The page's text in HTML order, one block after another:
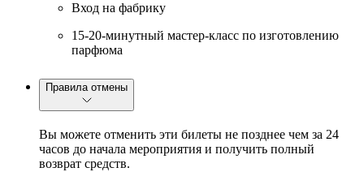
Вход на фабрику
15-20-минутный мастер-класс по изготовлению
парфюма
Правила отмены
Вы можете отменить эти билеты не позднее чем за 24
часов до начала мероприятия и получить полный
возврат средств.